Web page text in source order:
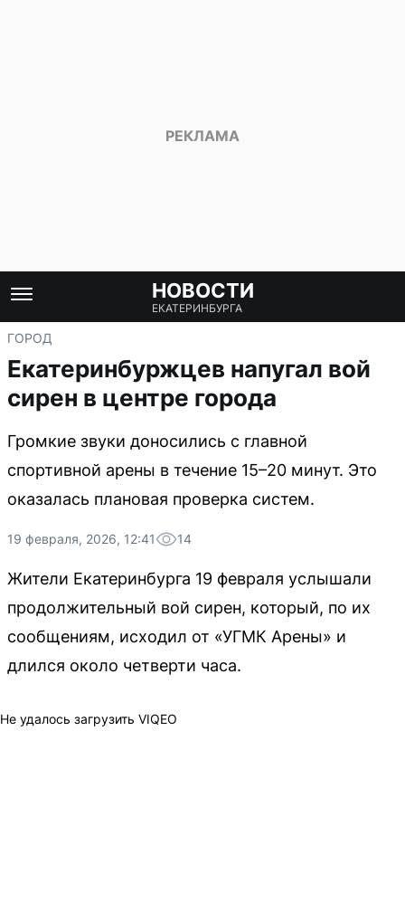
НОВОСТИ
ЕКАТЕРИНБУРГА
ГОРОД
Екатеринбуржцев напугал вой
сирен в центре города
Громкие звуки доносились с главной
спортивной арены в течение 15–20 минут. Это
оказалась плановая проверка систем.
19 февраля, 2026, 12:41 14
Жители Екатеринбурга 19 февраля услышали
продолжительный вой сирен, который, по их
сообщениям, исходил от «УГМК Арены» и
длился около четверти часа.
Не удалось загрузить VIQEO